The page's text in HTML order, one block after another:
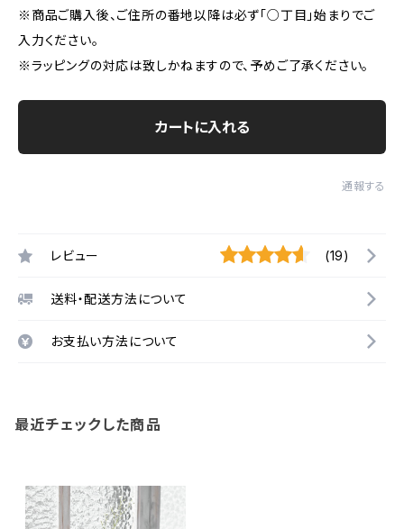
※商品ご購入後、ご住所の番地以降は必ず「○丁目」始まりでご
入力ください。
※ラッピングの対応は致しかねますので、予めご了承ください。
カートに入れる
通報する
レビュー (19)
送料・配送方法について
お支払い方法について
最近チェックした商品